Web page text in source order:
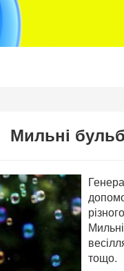
Мильні
тощо.